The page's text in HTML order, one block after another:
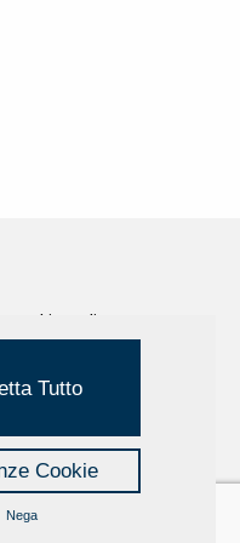
Cookie Policy
by Hi-Net
Tutto
Cookie
Nega